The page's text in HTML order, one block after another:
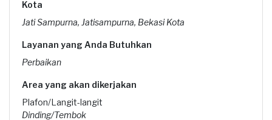
Kota
Jati Sampurna, Jatisampurna, Bekasi Kota
Layanan yang Anda Butuhkan
Perbaikan
Area yang akan dikerjakan
Plafon/Langit-langit
Dinding/Tembok